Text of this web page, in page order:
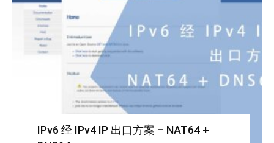
IPv6 经 IPv4 IP 出口方案 – NAT64 +